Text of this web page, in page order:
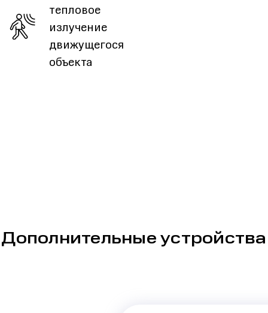
тепловое
излучение
движущегося
объекта
Дополнительные устройства